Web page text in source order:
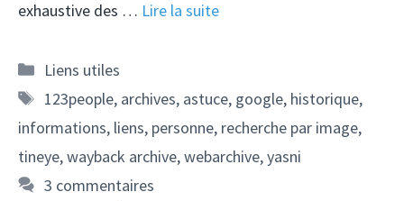
exhaustive des … Lire la suite
Catégories
Liens utiles
Étiquettes
123people, archives, astuce, google, historique,
informations, liens, personne, recherche par image,
tineye,wayback archive,webarchive,yasni
3 commentaires